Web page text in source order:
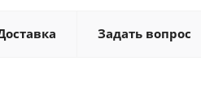
Задать вопрос